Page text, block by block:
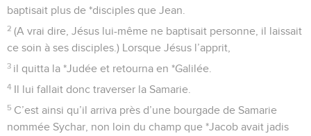
baptisait plus de *disciples que Jean.
2 (A vrai dire, Jésus lui-même ne baptisait personne, il laissait
ce soin à ses disciples.) Lorsque Jésus l’apprit,
3 il quitta la *Judée et retourna en *Galilée.
4 Il lui fallait donc traverser la Samarie.
5 C’est ainsi qu’il arriva près d’une bourgade de Samarie
nommée Sychar, non loin du champ que *Jacob avait jadis